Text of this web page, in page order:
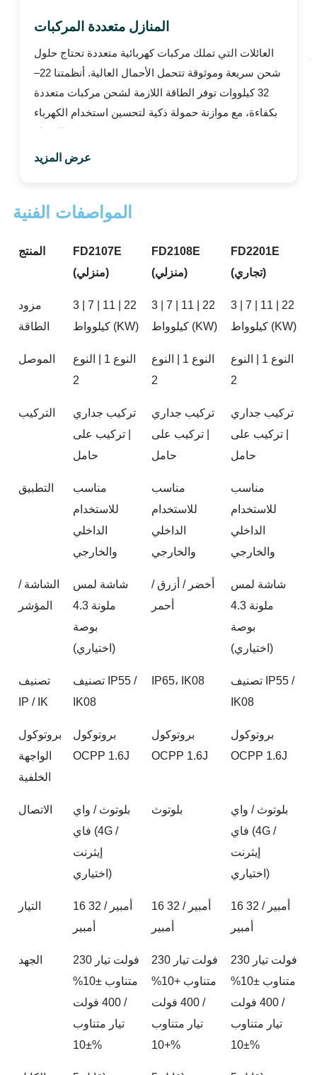
المنازل متعددة المركبات
العائلات التي تملك مركبات كهربائية متعددة تحتاج حلول
شحن سريعة وموثوقة تتحمل الأحمال العالية. أنظمتنا 22–
32 كيلووات توفر الطاقة اللازمة لشحن مركبات متعددة
بكفاءة، مع موازنة حمولة ذكية لتحسين استخدام الكهرباء
عرض المزيد
المواصفات الفنية
المنتج
FD2107E
(منزلي)
FD2108E
(منزلي)
FD2201E
(تجاري)
مزود
الطاقة
3 | 7 | 11 | 22
كيلوواط (kW)
3 | 7 | 11 | 22
كيلوواط (kW)
3 | 7 | 11 | 22
كيلوواط (kW)
الموصل
النوع 1 | النوع
2
النوع 1 | النوع
2
النوع 1 | النوع
2
التركيب
تركيب جداري
| تركيب على
حامل
تركيب جداري
| تركيب على
حامل
تركيب جداري
| تركيب على
حامل
التطبيق
مناسب
للاستخدام
الداخلي
والخارجي
مناسب
للاستخدام
الداخلي
والخارجي
مناسب
للاستخدام
الداخلي
والخارجي
الشاشة /
المؤشر
شاشة لمس
ملونة 4.3
بوصة
(اختياري)
أخضر / أزرق /
أحمر
شاشة لمس
ملونة 4.3
بوصة
(اختياري)
تصنيف
IP / IK
تصنيف IP55 /
IK08
IP65، IK08
تصنيف IP55 /
IK08
بروتوكول
الواجهة
الخلفية
بروتوكول
OCPP 1.6J
بروتوكول
OCPP 1.6J
بروتوكول
OCPP 1.6J
الاتصال
بلوتوث / واي
فاي (4G /
إيثرنت
اختياري)
بلوتوث
بلوتوث / واي
فاي (4G /
إيثرنت
اختياري)
التيار
16 أمبير / 32
أمبير
16 أمبير / 32
أمبير
16 أمبير / 32
أمبير
الجهد
230 فولت تيار
متناوب ±10%
/ 400 فولت
تيار متناوب
±10%
230 فولت تيار
متناوب +10%
/ 400 فولت
تيار متناوب
+10%
230 فولت تيار
متناوب ±10%
/ 400 فولت
تيار متناوب
±10%